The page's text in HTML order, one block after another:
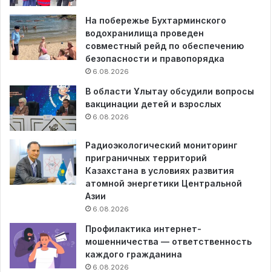
На побережье Бухтарминского
водохранилища проведен
совместный рейд по обеспечению
безопасности и правопорядка
6.08.2026
В области Ұлытау обсудили вопросы
вакцинации детей и взрослых
6.08.2026
Радиоэкологический мониторинг
приграничных территорий
Казахстана в условиях развития
атомной энергетики Центральной
Азии
6.08.2026
Профилактика интернет-
мошенничества — ответственность
каждого гражданина
6.08.2026